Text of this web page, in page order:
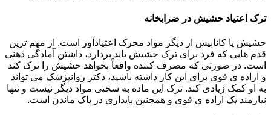
ترک اعتیاد حشیش در ضرابخانه
حشیش یا کانابیس از دیگر مواد محرک اعتیادآور است. از مهم ترین
قدم هایی که فرد برای ترک حشیش باید بردارد، داشتن آمادگی ذهنی
است. در صورتی که مصرف کننده واقعاً بخواهد حشیش را ترک کند
و اراده ی قوی برای این کار داشته باشید، دکتر روانپزشک می تواند
به او کمک زیادی کند. ترک این ماده به سختی مواد دیگر نیست و تنها
نیازمند یک اراده ی قوی و همچنین پایداری در پاک ماندن است.